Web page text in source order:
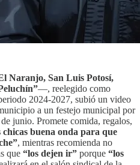
Naranjo, San Luis Potosí,
—, reelegido como
2024-2027, subió un video
a un festejo municipal por
junio. Promete comida, regalos,
chicas buena onda para que
, mientras recomienda no
que “los dejen ir” porque “los